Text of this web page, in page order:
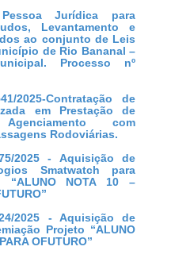
Jurídica para
Levantamento e
ao conjunto de Leis
de Rio Bananal –
Processo nº
2025-Contratação de
em Prestação de
com
Rodoviárias.
2025 - Aquisição de
Smatwatch para
“ALUNO NOTA 10 –
2025 - Aquisição de
Projeto “ALUNO
OFUTURO”